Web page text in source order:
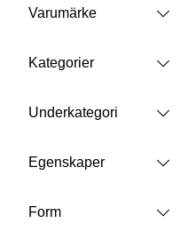
Varumärke
Kategorier
Underkategori
Egenskaper
Form